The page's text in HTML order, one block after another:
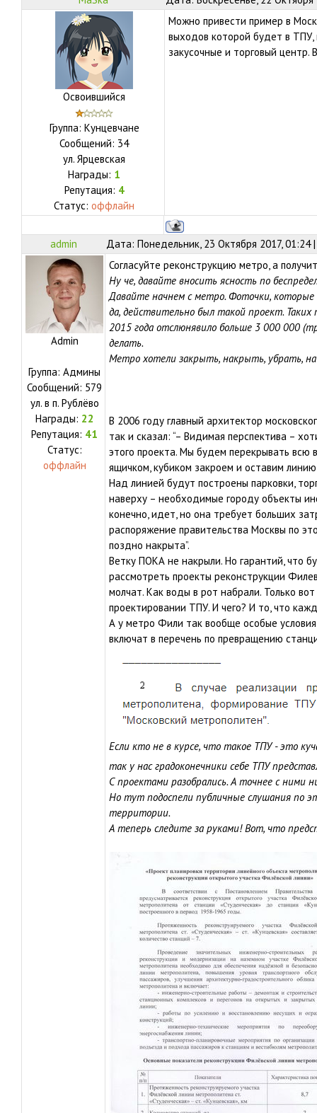
Освоившийся
Группа: Кунцевчане
Сообщений: 34
ул. Ярцевская
Награды: 1
Репутация: 4
Статус: оффлайн
Можно привести пример в
выходов которой будет в
закусочные и торговый центр.
admin Дата: Понедельник, 23 Октября 2017,
Admin
Группа: Админы
Сообщений: 579
ул. в п. Рублёво
Награды: 22
Репутация: 41
Статус:
оффлайн
Согласуйте реконструкцию метро, а
Ну че, давайте вносить ясность по
Давайте начнем с метро. Фоточки, которые
да, действительно был такой проект.
2015 года отслюнявило больше 3 000 000
делать.
Метро хотели закрыть, накрыть, убрать,
В 2006 году главный архитектор
так и сказал: “– Видимая перспектива –
этого проекта. Мы будем перекрывать всю
ящичком, кубиком закроем и оставим
Над линией будут построены парковки,
наверху – необходимые городу объекты
конечно, идет, но она требует больших
распоряжение правительства Москвы по
поздно накрыта”.
Ветку ПОКА не накрыли. Но гарантий, что
рассмотреть проекты реконструкции
молчат. Как воды в рот набрали. Только
проектировании ТПУ. И чего? И то, что
А у метро Фили так вообще особые
включат в перечень по превращению
Если кто не в курсе, что такое ТПУ - это
так у нас градоконечники себе ТПУ
С проектами разобрались. А точнее с ними
Но тут подоспели публичные слушания по
территории.
А теперь следите за руками! Вот, что